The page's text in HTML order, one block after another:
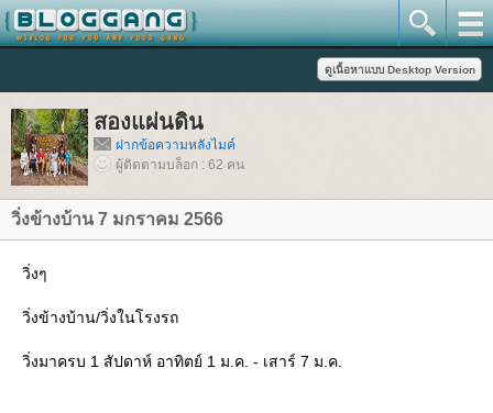
สองแผ่นดิน
ฝากข้อความหลังไมค์
ผู้ติดตามบล็อก : 62 คน
วิ่งข้างบ้าน 7 มกราคม 2566
วิ่งๆ
วิ่งข้างบ้าน/วิ่งในโรงรถ
วิ่งมาครบ 1 สัปดาห์ อาทิตย์ 1 ม.ค. - เสาร์ 7 ม.ค.